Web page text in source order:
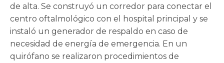
de alta. Se construyó un corredor para conectar el
centro oftalmológico con el hospital principal y se
instaló un generador de respaldo en caso de
necesidad de energía de emergencia. En un
quirófano se realizaron procedimientos de